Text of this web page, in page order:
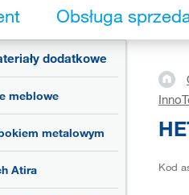
Obsługa
dodatkowe
meblowe
metalowym
Atira Kod